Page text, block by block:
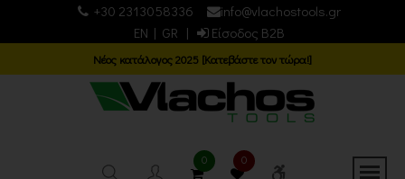
+30 2313058336
info@vlachostools.gr
EN | GR | Είσοδος B2B
Νέος κατάλογος 2025 [Κατεβάστε τον τώρα!]
0 0